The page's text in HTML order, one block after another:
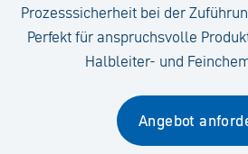
Prozesssicherheit bei der
Perfekt für anspruchsvolle
Halbleiter- und
Angebot